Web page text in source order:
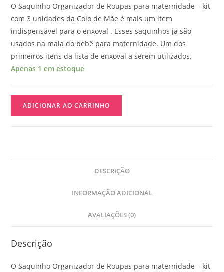
O Saquinho Organizador de Roupas para maternidade – kit
com 3 unidades da Colo de Mãe é mais um item
indispensável para o enxoval . Esses saquinhos já são
usados na mala do bebê para maternidade. Um dos
primeiros itens da lista de enxoval a serem utilizados.
Apenas 1 em estoque
ADICIONAR AO CARRINHO
DESCRIÇÃO
INFORMAÇÃO ADICIONAL
AVALIAÇÕES (0)
Descrição
O Saquinho Organizador de Roupas para maternidade – kit